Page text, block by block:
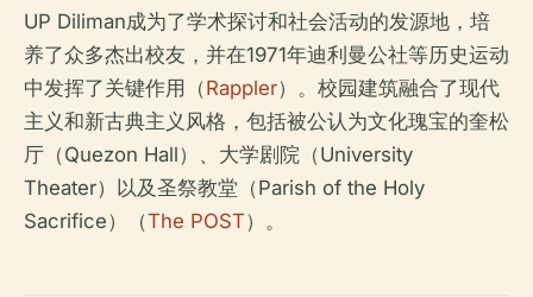
UP Diliman成为了学术探讨和社会活动的发源地，培
养了众多杰出校友，并在1971年迪利曼公社等历史运动
中发挥了关键作用（Rappler）。校园建筑融合了现代
主义和新古典主义风格，包括被公认为文化瑰宝的奎松
厅（Quezon Hall）、大学剧院（University
Theater）以及圣祭教堂（Parish of the Holy
Sacrifice）（The POST）。